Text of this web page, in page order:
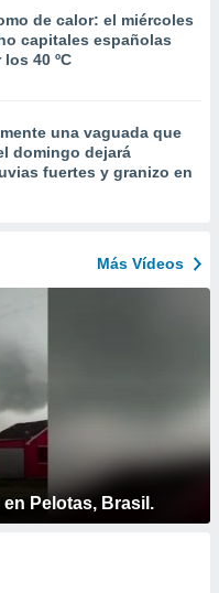
de calor: el miércoles
capitales españolas
40 ºC
una vaguada que
domingo dejará
fuertes y granizo en
Más Vídeos
Pelotas, Brasil.